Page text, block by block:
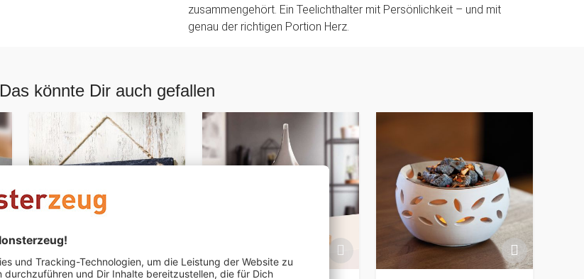
zusammengehört. Ein Teelichthalter mit Persönlichkeit – und mit
genau der richtigen Portion Herz.
Das könnte Dir auch gefallen
PERSONALISIERBAR